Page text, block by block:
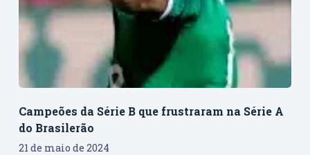
Campeões da Série B que frustraram na Série A
do Brasilerão
21 de maio de 2024